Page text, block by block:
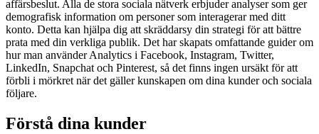
affärsbeslut. Alla de stora sociala nätverk erbjuder analyser som ger
demografisk information om personer som interagerar med ditt
konto. Detta kan hjälpa dig att skräddarsy din strategi för att bättre
prata med din verkliga publik. Det har skapats omfattande guider om
hur man använder Analytics i Facebook, Instagram, Twitter,
LinkedIn, Snapchat och Pinterest, så det finns ingen ursäkt för att
förbli i mörkret när det gäller kunskapen om dina kunder och sociala
följare.
Förstå dina kunder